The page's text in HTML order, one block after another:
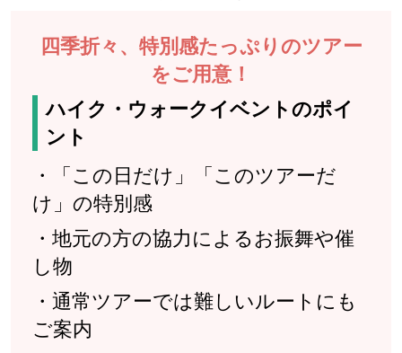
四季折々、特別感たっぷりのツアー
をご用意！
ハイク・ウォークイベントのポイ
ント
・「この日だけ」「このツアーだ
け」の特別感
・地元の方の協力によるお振舞や催
し物
・通常ツアーでは難しいルートにも
ご案内